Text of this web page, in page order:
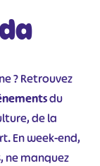
? Retrouvez
du
de la
En week-end,
ne manquez